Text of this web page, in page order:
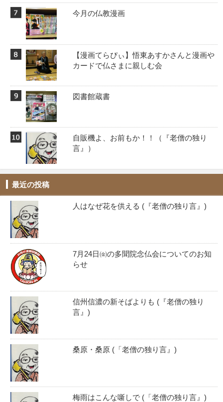
今月の仏教漫画
【漫画てらぴぃ】悟東あすかさんと漫画や
カードで仏さまに親しむ会
図書館蔵書
自販機よ、お前もか！！️（『老僧の独り
言』）
最近の投稿
人はなぜ花を供える (『老僧の独り言』)
7月24日㈮の多聞院念仏会についてのお知
らせ
信州信濃の新そばよりも (『老僧の独り
言』)
桑原・桑原 (「老僧の独り言』)
梅雨はこんな噺しで (「老僧の独り言』)